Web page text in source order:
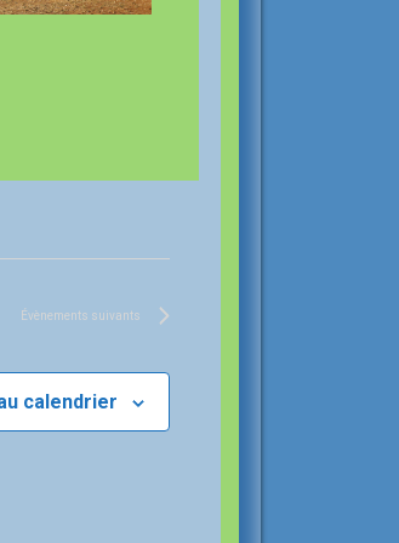
Évènements suivants
calendrier